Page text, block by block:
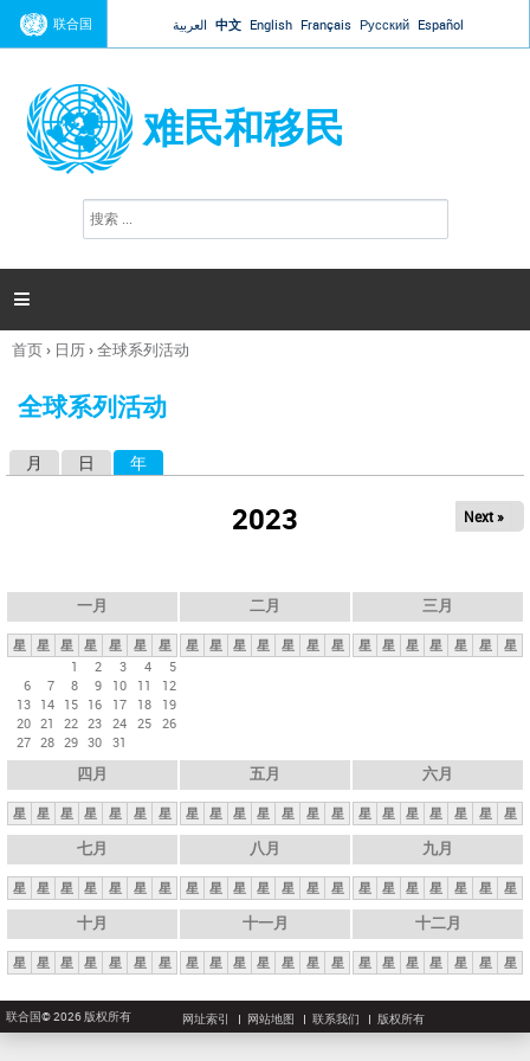
Jump to navigation
联合国 العربية 中文 English Français Русский Español
难民和移民
搜
索

你
这
首页› 日历›全球系列活动
全球系列活动
月 日 年
2023 Next »
一月
星 星 星 星 星 星
星
1
2 3 4
5
6
7 8 9 10 11
12
13 14 15 16 17 18
19
20 21 22 23 24 25 26
27 28 29 30 31
二月
星 星 星 星 星 星 星
三月
星 星 星 星 星 星 星
四月
星 星 星 星 星 星 星
五月
星 星 星 星 星 星 星
六月
星 星 星 星 星 星 星
七月
星 星 星 星 星 星 星
八月
星 星 星 星 星 星 星
九月
星 星 星 星 星 星 星
十月
星 星 星 星 星 星 星
十一月
星 星 星 星 星 星 星
十二月
星 星 星 星 星 星 星
联合国© 2026 版权所有 网址索引 网站地图 联系我们 版权所有